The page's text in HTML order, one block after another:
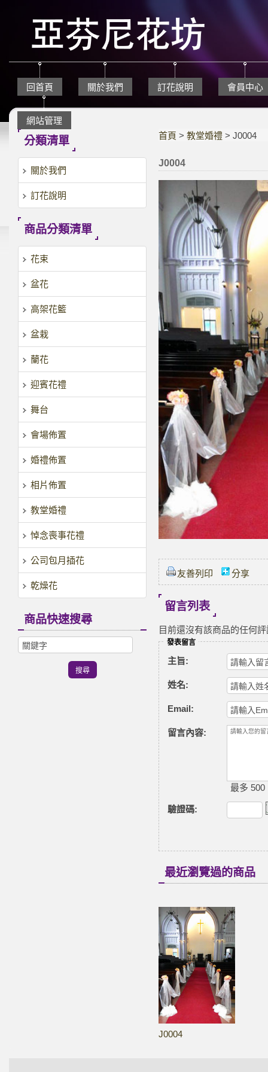
回首頁 關於我們 訂花說明 會員中心
網站管理
分類清單
關於我們
訂花說明
商品分類清單
花束
盆花
高架花籃
盆栽
蘭花
迎賓花禮
舞台
會場佈置
婚禮佈置
相片佈置
教堂婚禮
悼念喪事花禮
公司包月插花
乾燥花
商品快速搜尋
首頁 >教堂婚禮 > J0004
J0004
友善列印 分享
留言列表
目前還沒有該商品的任何
發表留言
主旨:
姓名:
Email:
留言內容:
最多 500
驗證碼:
最近瀏覽過的商品
J0004